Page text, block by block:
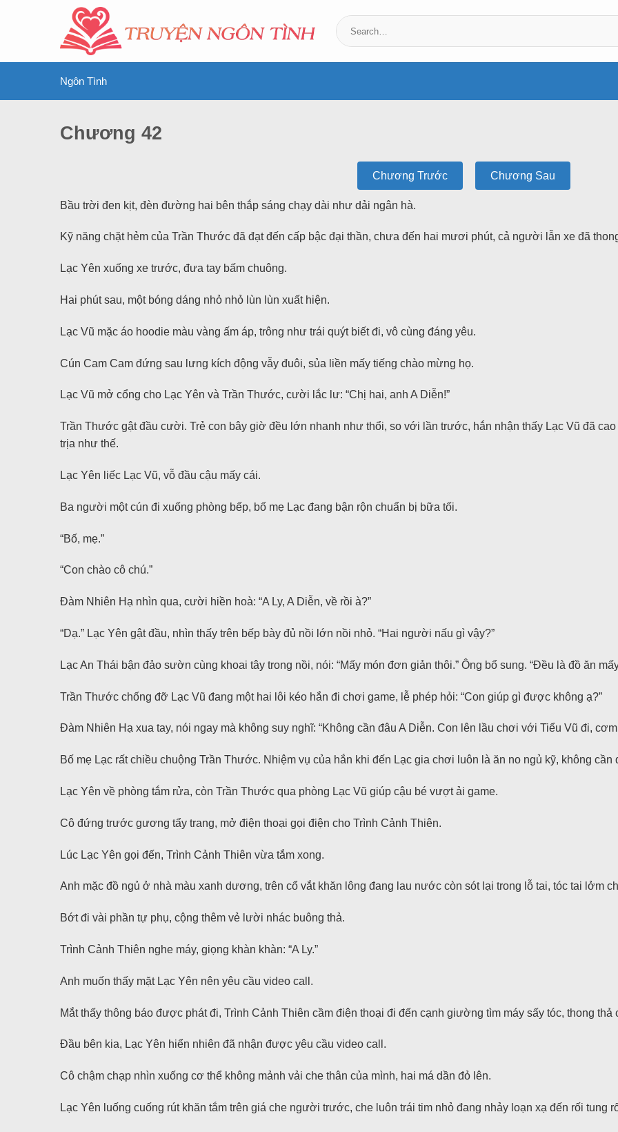
Ngôn Tình
Chương 42
Chương Trước Chương Sau
Bầu trời đen kịt, đèn đường hai bên thắp sáng chạy dài như dải ngân hà.
Kỹ năng chặt hẻm của Trần Thước đã đạt đến cấp bậc đại thần, chưa đến hai mươi phút, cả người lẫn xe đã
Lạc Yên xuống xe trước, đưa tay bấm chuông.
Hai phút sau, một bóng dáng nhỏ nhỏ lùn lùn xuất hiện.
Lạc Vũ mặc áo hoodie màu vàng ấm áp, trông như trái quýt biết đi, vô cùng đáng yêu.
Cún Cam Cam đứng sau lưng kích động vẫy đuôi, sủa liền mấy tiếng chào mừng họ.
Lạc Vũ mở cổng cho Lạc Yên và Trần Thước, cười lắc lư: “Chị hai, anh A Diễn!”
Trần Thước gật đầu cười. Trẻ con bây giờ đều lớn nhanh như thổi, so với lần trước, hắn nhận thấy Lạc Vũ đã
trịa như thế.
Lạc Yên liếc Lạc Vũ, vỗ đầu cậu mấy cái.
Ba người một cún đi xuống phòng bếp, bố mẹ Lạc đang bận rộn chuẩn bị bữa tối.
“Bố, mẹ.”
“Con chào cô chú.”
Đàm Nhiên Hạ nhìn qua, cười hiền hoà: “A Ly, A Diễn, về rồi à?”
“Dạ.” Lạc Yên gật đầu, nhìn thấy trên bếp bày đủ nồi lớn nồi nhỏ. “Hai người nấu gì vậy?”
Lạc An Thái bận đảo sườn cùng khoai tây trong nồi, nói: “Mấy món đơn giản thôi.” Ông bổ sung. “Đều là đồ ăn
Trần Thước chống đỡ Lạc Vũ đang một hai lôi kéo hắn đi chơi game, lễ phép hỏi: “Con giúp gì được không ạ?”
Đàm Nhiên Hạ xua tay, nói ngay mà không suy nghĩ: “Không cần đâu A Diễn. Con lên lầu chơi với Tiểu Vũ đi, cơm
Bố mẹ Lạc rất chiều chuộng Trần Thước. Nhiệm vụ của hắn khi đến Lạc gia chơi luôn là ăn no ngủ kỹ, không cần
Lạc Yên về phòng tắm rửa, còn Trần Thước qua phòng Lạc Vũ giúp cậu bé vượt ải game.
Cô đứng trước gương tẩy trang, mở điện thoại gọi điện cho Trình Cảnh Thiên.
Lúc Lạc Yên gọi đến, Trình Cảnh Thiên vừa tắm xong.
Anh mặc đồ ngủ ở nhà màu xanh dương, trên cổ vắt khăn lông đang lau nước còn sót lại trong lỗ tai, tóc tai lởm
Bớt đi vài phần tự phụ, cộng thêm vẻ lười nhác buông thả.
Trình Cảnh Thiên nghe máy, giọng khàn khàn: “A Ly.”
Anh muốn thấy mặt Lạc Yên nên yêu cầu video call.
Mắt thấy thông báo được phát đi, Trình Cảnh Thiên cầm điện thoại đi đến cạnh giường tìm máy sấy tóc, thong thả
Đầu bên kia, Lạc Yên hiển nhiên đã nhận được yêu cầu video call.
Cô chậm chạp nhìn xuống cơ thể không mảnh vải che thân của mình, hai má dần đỏ lên.
Lạc Yên luống cuống rút khăn tắm trên giá che người trước, che luôn trái tim nhỏ đang nhảy loạn xạ đến rối tung